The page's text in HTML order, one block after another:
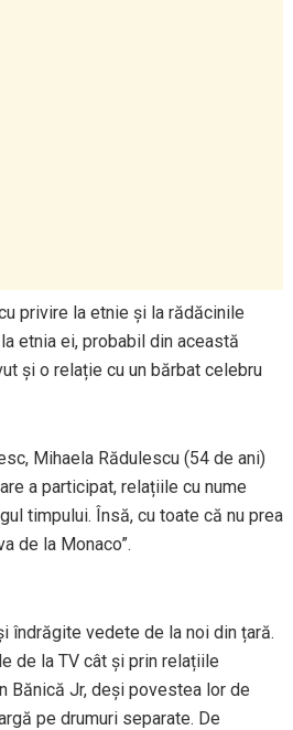
privire la etnie și la rădăcinile
etnia ei, probabil din această
și o relație cu un bărbat celebru
Mihaela Rădulescu (54 de ani)
a participat, relațiile cu nume
timpului. Însă, cu toate că nu prea
de la Monaco”.
îndrăgite vedete de la noi din țară.
de la TV cât și prin relațiile
Bănică Jr, deși povestea lor de
pe drumuri separate. De